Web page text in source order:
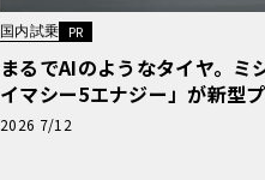
国内試乗 PR
まるでAIのようなタイヤ。ミ
イマシー5エナジー」が新型
らす極上のプレミアム感
2026 7/12